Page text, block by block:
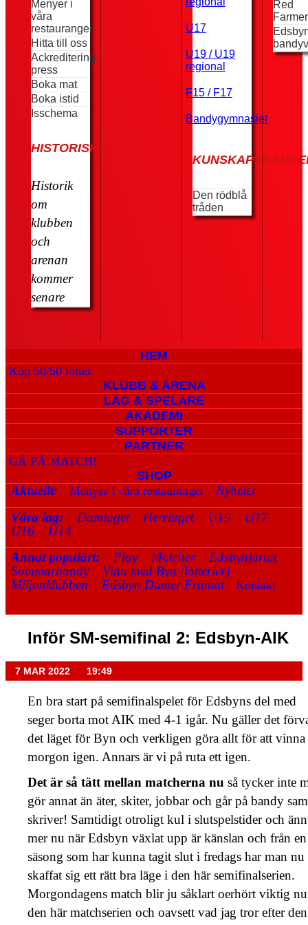
Menyer i
våra
restauranger
Hitta till oss
Ackreditering
press
Boka mat
Boka istid
Isschema
HISTORISKT
Historik
om
klubben
och
arenan
kommer
senare
U17
U19 / U19
regional
F15 / F17
Bandygymnasiet
Den rödblå
tråden
Red
HEM
Köp 50/50 lotter
KLUBB & ARENA
LAG & SPELARE
AKADEMI
SUPPORTER
PARTNER
GÅ PÅ MATCH!
SHOP
Aktuellt: Menyer i våra restauranger
Nyheter
Våra lag:
Damlaget Herrlaget U19
U17
U16
U14
Annat populärt:
Play Matcher
Edsbyhjärtat
Sommarbandy
Vinn med Byn (lotterier)
Miljonklubben
Edsbyn Damer Framåt Kontakt
Inför SM-semifinal 2: Edsbyn-AIK
7 MAR 2022 19:49
En bra start på semifinalspelet för Edsbyns del med
seger borta mot AIK med 4-1 igår. Nu gäller det
det läget för Byn och verkligen göra allt för att
morgon igen. Annars är vi på ruta ett igen.
Det är så tätt mellan matcherna nu så tycker inte
gör annat än äter, skiter, jobbar och går på bandy
skriver! Samtidigt otroligt kul i slutspelstider och
mer nu när Edsbyn växlat upp är känslan och från en
säsong som har kunna tagit slut i fredags har man nu
skaffat sig ett rätt bra läge i den här semifinalserien.
Morgondagens match blir ju såklart oerhört viktig
den här matchserien och oavsett vad jag tror efter den